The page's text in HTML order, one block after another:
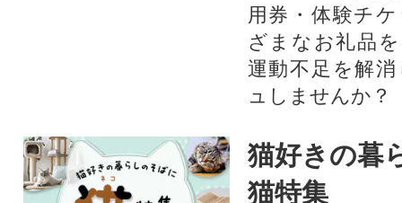
用券・体験チ
ざまなお礼品
運動不足を解
ュしませんか？
猫好きの暮
猫特集